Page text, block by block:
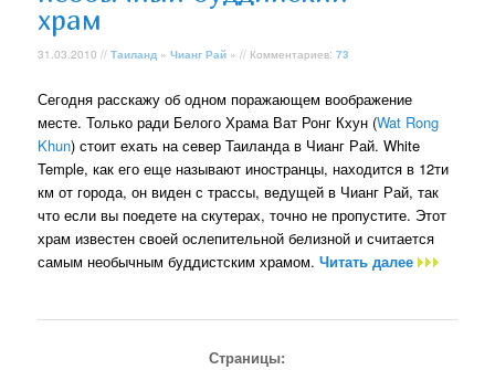
храм
31.03.2010 //Таиланд »Чианг Рай » // Комментариев:73
Сегодня расскажу об одном поражающем воображение
месте. Только ради Белого Храма Ват Ронг Кхун (Wat Rong
Khun) стоит ехать на север Таиланда в Чианг Рай. White
Temple, как его еще называют иностранцы, находится в 12ти
км от города, он виден с трассы, ведущей в Чианг Рай, так
что если вы поедете на скутерах, точно не пропустите. Этот
храм известен своей ослепительной белизной и считается
самым необычным буддистским храмом.Читать далее
Страницы: